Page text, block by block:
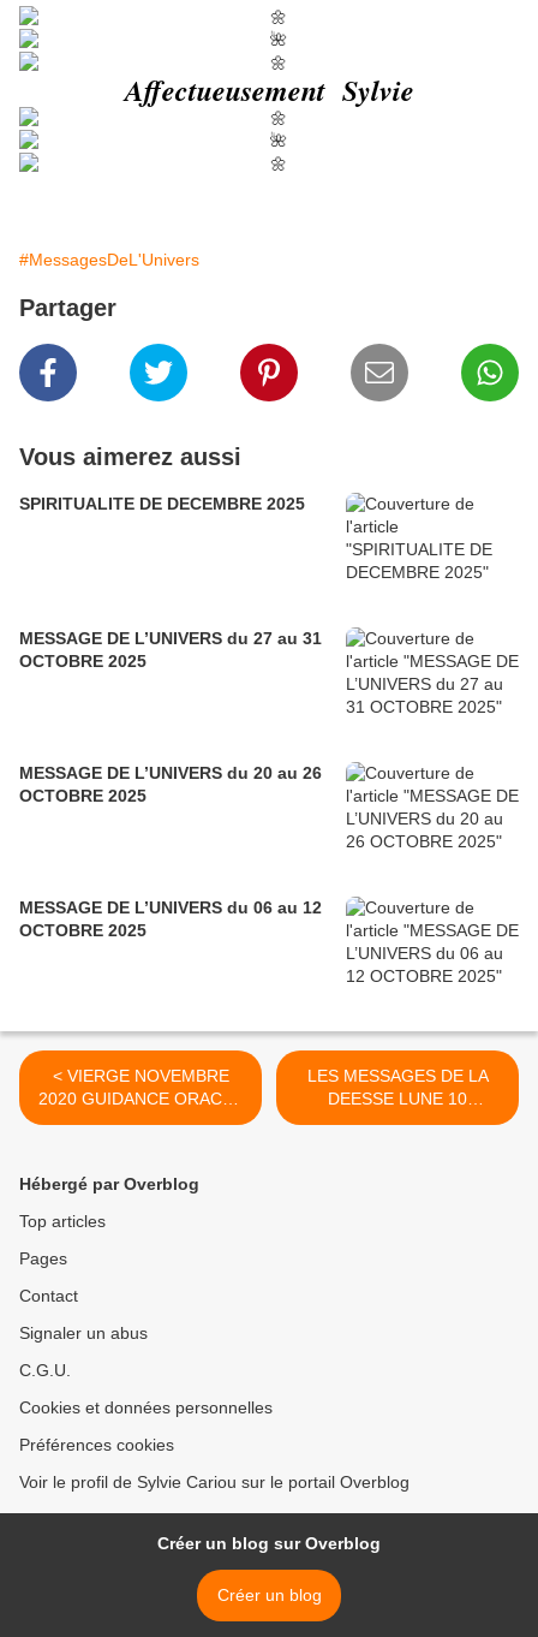
Affectueusement Sylvie
#MessagesDeL'Univers
Partager
Vous aimerez aussi
SPIRITUALITE DE DECEMBRE 2025
MESSAGE DE L’UNIVERS du 27 au 31
OCTOBRE 2025
MESSAGE DE L’UNIVERS du 20 au 26
OCTOBRE 2025
MESSAGE DE L’UNIVERS du 06 au 12
OCTOBRE 2025
< VIERGE NOVEMBRE
2020 GUIDANCE ORACLE
–ASTRO
LES MESSAGES DE LA
DEESSE LUNE 10
NOVEMBRE 2020 >
Hébergé par Overblog
Top articles
Pages
Contact
Signaler un abus
C.G.U.
Cookies et données personnelles
Préférences cookies
Voir le profil de Sylvie Cariou sur le portail Overblog
Créer un blog sur Overblog
Créer un blog